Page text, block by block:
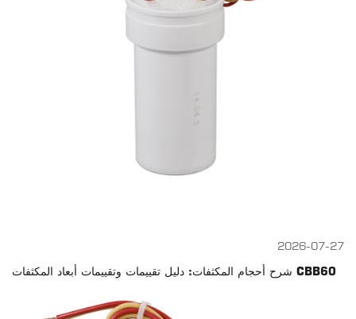
2026-07-27
شرح أحجام المكثفات: دليل تقييمات وتقييمات أبعاد المكثفات CBB60